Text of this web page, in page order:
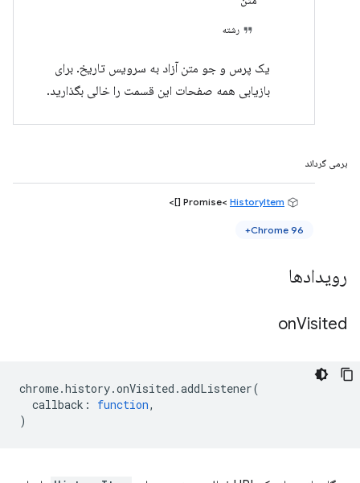
رشته
یک پرس و جو متن آزاد به سرویس تاریخ. برای
بازیابی همه صفحات این قسمت را خالی بگذارید.
برمی گرداند
HistoryItem
[]>
Chrome 96+
رویدادها
onVisited
chrome.history.onVisited .addListener(
callback : function,
)